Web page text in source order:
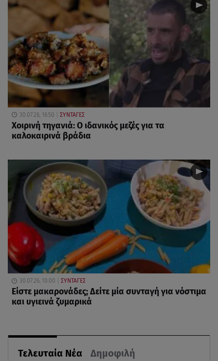
Τελευταία Νέα Δημοφιλή
30.07.26, 16:50 ΣΥΝΤΑΓΕΣ
Χοιρινή τηγανιά: Ο ιδανικός μεζές για τα
καλοκαιρινά βράδια
30.07.26, 10:00 ΣΥΝΤΑΓΕΣ
Είστε μακαρονάδες; Δείτε μία συνταγή για νόστιμα
και υγιεινά ζυμαρικά